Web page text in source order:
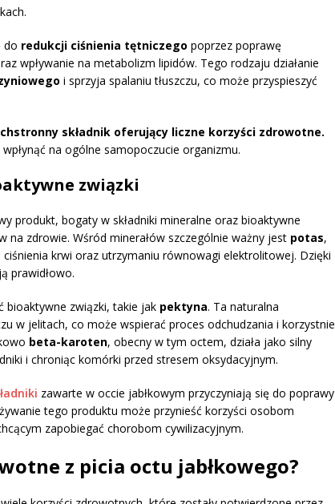
do redukcji ciśnienia tętniczego poprzez poprawę
wpływanie na metabolizm lipidów. Tego rodzaju działanie
i sprzyja spalaniu tłuszczu, co może przyspieszyć
składnik oferujący liczne korzyści zdrowotne.
na ogólne samopoczucie organizmu.
związki
produkt, bogaty w składniki mineralne oraz bioaktywne
na zdrowie. Wśród minerałów szczególnie ważny jest potas,
krwi oraz utrzymaniu równowagi elektrolitowej. Dzięki
prawidłowo.
bioaktywne związki, takie jak pektyna. Ta naturalna
w jelitach, co może wspierać proces odchudzania i korzystnie
beta-karoten, obecny w tym octem, działa jako silny
i chroniąc komórki przed stresem oksydacyjnym.
zawarte w occie jabłkowym przyczyniają się do poprawy
tego produktu może przynieść korzyści osobom
zapobiegać chorobom cywilizacyjnym.
z picia octu jabłkowego?